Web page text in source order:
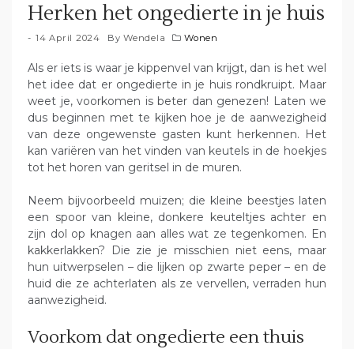
Herken het ongedierte in je huis
14 April 2024 ByWendela Wonen
Als er iets is waar je kippenvel van krijgt, dan is het wel
het idee dat er ongedierte in je huis rondkruipt. Maar
weet je, voorkomen is beter dan genezen! Laten we
dus beginnen met te kijken hoe je de aanwezigheid
van deze ongewenste gasten kunt herkennen. Het
kan variëren van het vinden van keutels in de hoekjes
tot het horen van geritsel in de muren.
Neem bijvoorbeeld muizen; die kleine beestjes laten
een spoor van kleine, donkere keuteltjes achter en
zijn dol op knagen aan alles wat ze tegenkomen. En
kakkerlakken? Die zie je misschien niet eens, maar
hun uitwerpselen – die lijken op zwarte peper – en de
huid die ze achterlaten als ze vervellen, verraden hun
aanwezigheid.
Voorkom dat ongedierte een thuis